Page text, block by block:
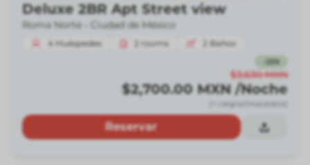
Deluxe 2BR Apt Street view
Roma Norte - Ciudad de México
4 Huéspedes 2 rooms 2 Baños
26%
$3,630 MXN
$2,700.00 MXN /Noche
(+ cargos/impuestos)
Reservar